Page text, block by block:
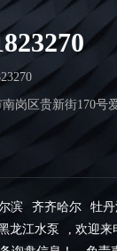
岗区贵新街170号
滨 齐齐哈尔 牡
龙江水泵
, 欢迎来